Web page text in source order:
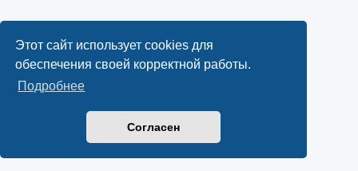
Этот сайт использует cookies для
обеспечения своей корректной работы.
Подробнее
Согласен